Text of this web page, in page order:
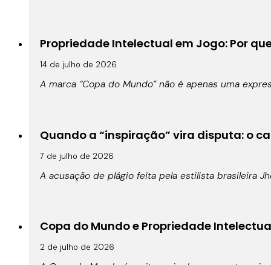
Propriedade Intelectual em Jogo: Por
14 de julho de 2026
A marca “Copa do Mundo” não é apenas uma
Quando a “inspiração” vira disputa: o
7 de julho de 2026
A acusação de plágio feita pela estilista brasileira
Copa do Mundo e Propriedade
2 de julho de 2026